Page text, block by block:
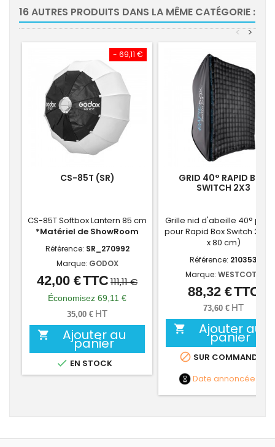
16 AUTRES PRODUITS DANS LA MÊME CATÉGORIE :
>
<
- 69,11 €
CS-85T (SR)
CS-85T Softbox Lantern 85 cm
*Matériel de ShowRoom
Référence: SR_270992
Marque: GODOX
Prix
Prix
de
base
42,00 €TTC111,11 €
Économisez 69,11 €
35,00 € HT
 Ajouter au
panier
 EN STOCK
GRID 40° RAPID BOX
SWITCH 2X3
Grille nid d'abeille 40°
pour Rapid Box Switch 2x3
x 80 cm)
Référence: 210353
Marque: WESTCOTT
Prix
88,32 €TTC
73,60 € HT
 Ajouter au
panier
 SUR COMMANDE
Date annoncée